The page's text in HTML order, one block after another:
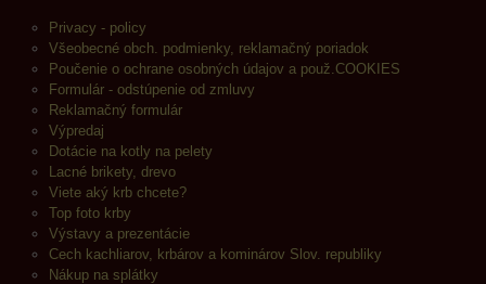
Privacy - policy
Všeobecné obch. podmienky, reklamačný poriadok
Poučenie o ochrane osobných údajov a použ.COOKIES
Formulár - odstúpenie od zmluvy
Reklamačný formulár
Výpredaj
Dotácie na kotly na pelety
Lacné brikety, drevo
Viete aký krb chcete?
Top foto krby
Výstavy a prezentácie
Cech kachliarov, krbárov a kominárov Slov. republiky
Nákup na splátky